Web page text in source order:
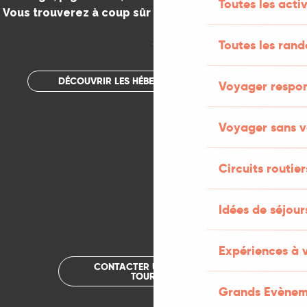
Toutes les
Toutes les
Voyager
Voyager sans
Circuits
Idées de
Expériences à
Grands
Vous trouverez à coup sûr votre bonheur dans le Lot.
.
DÉCOUVRIR LES HÉBERGEMENTS INSOLITES
CONTACTER UN OFFICE DE
TOURISME